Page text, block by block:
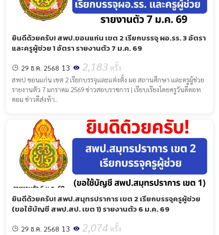
ยินดีด้วยครับ! สพป.ขอนแก่น เขต 2 เรียกบรรจุ ผอ.รร. 3 อัตรา
และครูผู้ช่วย 1 อัตรา รายงานตัว 7 ม.ค. 69
29 ธ.ค. 2568 13 2,183 ครั้ง
สพป ขอนแก่น เขต 2 เรียกบรรจุและแต่งตั้ง ผอ สถานศึกษา และครูผู้ช่วย
รายงานตัว 7 มกราคม 2569 ข่าวสอบราชการ | เรียบเรียงโดยครูวันดีดอท
คอม ข่าวดีส่งท้า..
ยินดีด้วยครับ! สพป.สมุทรปราการ เขต 2 เรียกบรรจุครูผู้ช่วย
(ขอใช้บัญชี สพป.สป. เขต 1) รายงานตัว 6 ม.ค. 69
29 ธ.ค. 2568 13 2,074 ครั้ง